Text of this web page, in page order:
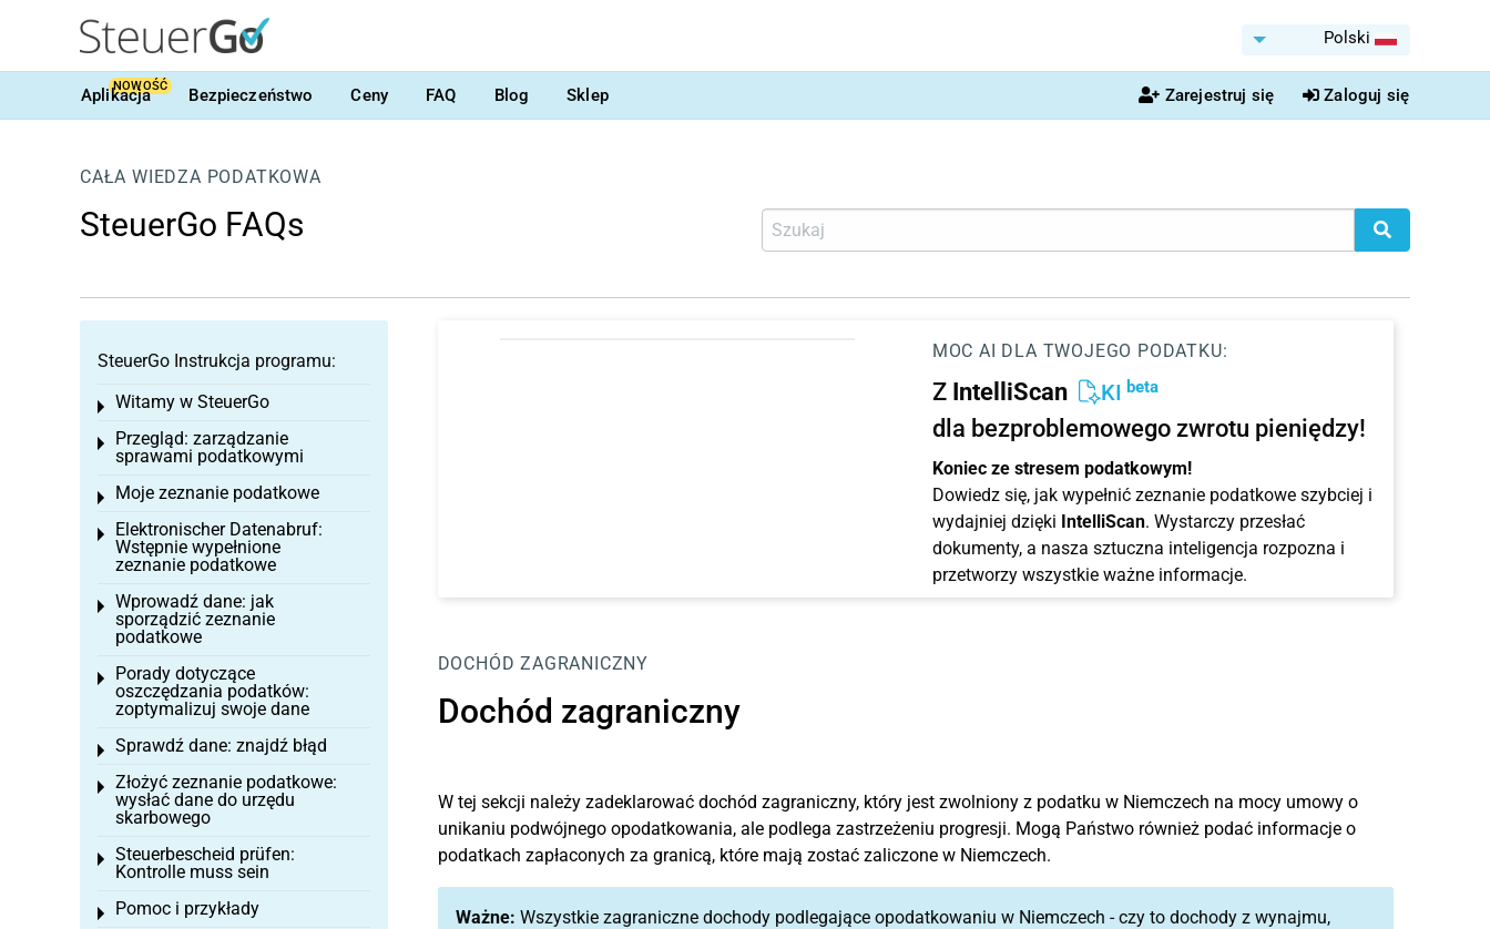
Polski
Aplikacja
NOWOŚĆ Bezpieczeństwo Ceny FAQ Blog Sklep Zarejestruj się Zaloguj się
CAŁA WIEDZA PODATKOWA
SteuerGo FAQs
MOC AI DLA TWOJEGO PODATKU:
Z IntelliScan KI beta
dla bezproblemowego zwrotu pieniędzy!
Koniec ze stresem podatkowym!
Dowiedz się, jak wypełnić zeznanie podatkowe szybciej i
wydajniej dzięki IntelliScan. Wystarczy przesłać
dokumenty, a nasza sztuczna inteligencja rozpozna i
przetworzy wszystkie ważne informacje.
DOCHÓD ZAGRANICZNY
Dochód zagraniczny
W tej sekcji należy zadeklarować dochód zagraniczny, który jest zwolniony z podatku w Niemczech na mocy umowy o
unikaniu podwójnego opodatkowania, ale podlega zastrzeżeniu progresji. Mogą Państwo również podać informacje o
podatkach zapłaconych za granicą, które mają zostać zaliczone w Niemczech.
Ważne: Wszystkie zagraniczne dochody podlegające opodatkowaniu w Niemczech - czy to dochody z wynajmu,
SteuerGo Instrukcja programu:
Witamy w SteuerGo
Toggle menu
Przegląd: zarządzanie
sprawami podatkowymi
Toggle menu
Moje zeznanie podatkowe
Toggle menu
Elektronischer Datenabruf:
Wstępnie wypełnione
zeznanie podatkowe
Toggle menu
Wprowadź dane: jak
sporządzić zeznanie
podatkowe
Toggle menu
Porady dotyczące
oszczędzania podatków:
zoptymalizuj swoje dane
Toggle menu
Sprawdź dane: znajdź błąd
Toggle menu
Złożyć zeznanie podatkowe:
wysłać dane do urzędu
skarbowego
Toggle menu
Steuerbescheid prüfen:
Kontrolle muss sein
Toggle menu
Pomoc i przykłady
Toggle menu